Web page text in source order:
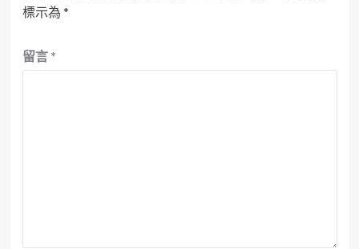
標示為 *
留言 *